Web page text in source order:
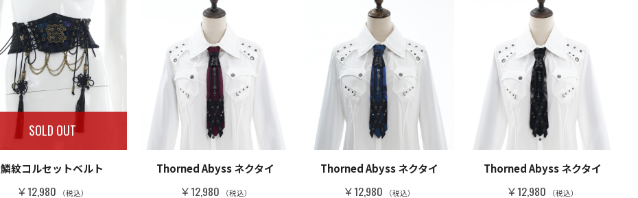
SOLD OUT
鱗紋コルセットベルト
￥12,980 （税込）
Thorned Abyss ネクタイ
￥12,980 （税込）
Thorned Abyss ネクタイ
￥12,980 （税込）
Thorned Abyss ネクタイ
￥12,980 （税込）